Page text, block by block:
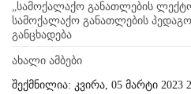
„სამოქალაქო განათლების
სამოქალაქო განათლების
განცხადება
ახალი ამბები
შექმნილია: კვირა, 05 მარტი 2023